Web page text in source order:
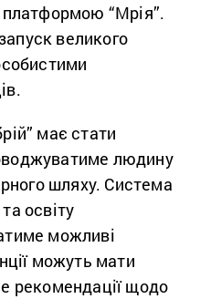
платформою “Мрія”.
великого
має стати
людину
шляху. Система
освіту
можливі
можуть мати
рекомендації щодо